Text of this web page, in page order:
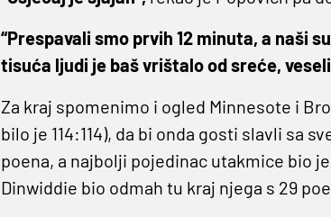
“Prespavali smo prvih 12 minuta, a naši
tisuća ljudi je baš vrištalo od sreće,
Za kraj spomenimo i ogled Minnesote i
bilo je 114:114), da bi onda gosti slavli sa
poena, a najbolji pojedinac utakmice bio
Dinwiddie bio odmah tu kraj njega s 29